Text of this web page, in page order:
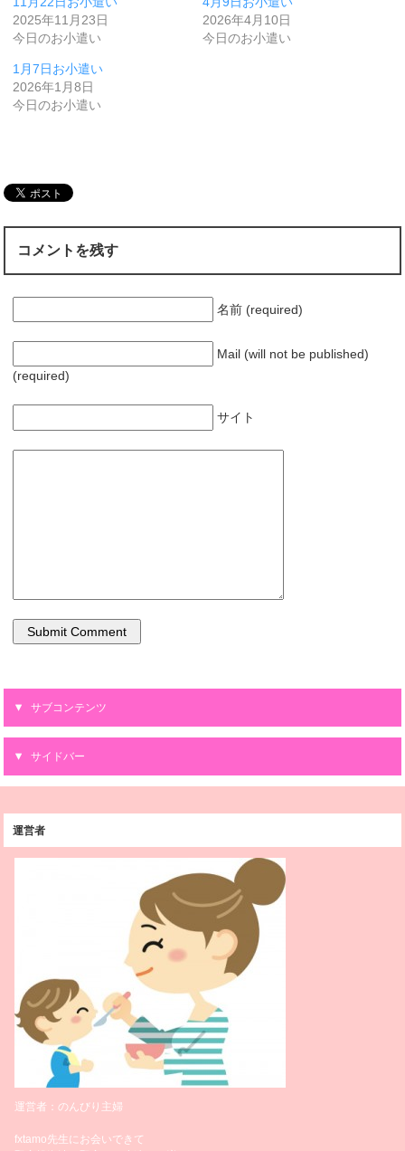
2025年11月23日
今日のお小遣い
2026年4月10日
今日のお小遣い
1月7日お小遣い
2026年1月8日
今日のお小遣い
コメントを残す
名前 (required)
Mail (will not be published)
(required)
サイト
サブコンテンツ
サイドバー
運営者
運営者：のんびり主婦
fxtamo先生にお会いできて